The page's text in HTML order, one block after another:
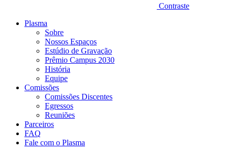
Contraste
Plasma
Sobre
Nossos Espaços
Estúdio de Gravação
Prêmio Campus 2030
História
Equipe
Comissões
Comissões Discentes
Egressos
Reuniões
Parceiros
FAQ
Fale com o Plasma